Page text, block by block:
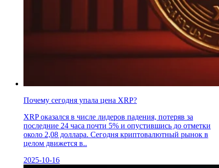
Почему сегодня упала цена XRP?
XRP оказался в числе лидеров падения, потеряв за
последние 24 часа почти 5% и опустившись до отметки
около 2,08 доллара. Сегодня криптовалютный рынок в
целом движется в..
2025-10-16